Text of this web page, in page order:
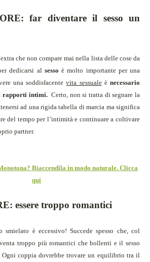
far diventare il sesso un
che non compare mai nella lista delle cose da
dedicarsi al sesso è molto importante per una
una soddisfacentevita sessualeènecessario
rapporti intimi. Certo, non si tratta di segnare la
ad una rigida tabella di marcia ma significa
del tempo per l’intimità e continuare a coltivare
partner.
Riaccendila in modo naturale. Clicca
qui
essere troppo romantici
è eccessivo! Succede spesso che, col
troppo più romantici che bollenti e il sesso
Ogni coppia dovrebbe trovare un equilibrio tra il